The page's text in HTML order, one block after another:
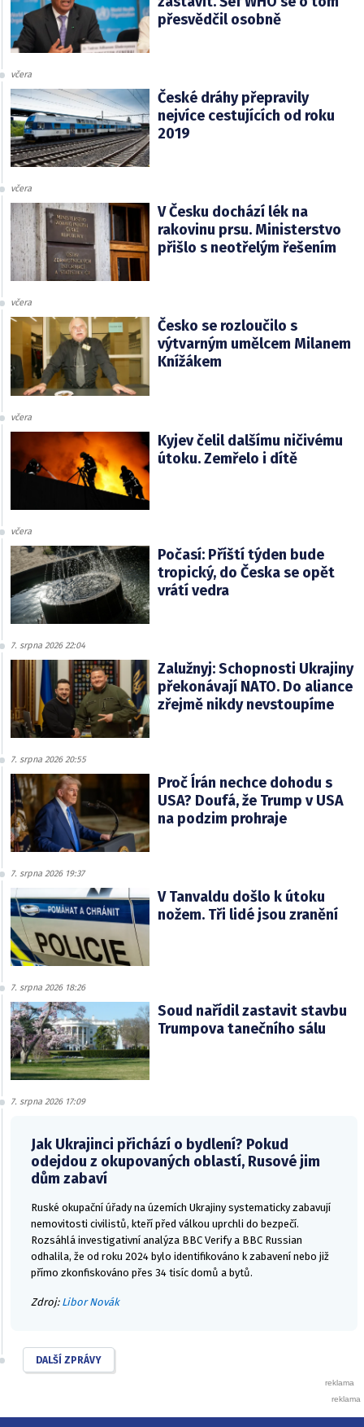
přesvědčil osobně
včera
České dráhy přepravily
nejvíce cestujících od roku
2019
včera
V Česku dochází lék na
rakovinu prsu. Ministerstvo
přišlo s neotřelým řešením
včera
Česko se rozloučilo s
výtvarným umělcem Milanem
Knížákem
včera
Kyjev čelil dalšímu ničivému
útoku. Zemřelo i dítě
včera
Počasí: Příští týden bude
tropický, do Česka se opět
vrátí vedra
7. srpna 2026 22:04
Zalužnyj: Schopnosti Ukrajiny
překonávají NATO. Do aliance
zřejmě nikdy nevstoupíme
7. srpna 2026 20:55
Proč Írán nechce dohodu s
USA? Doufá, že Trump v USA
na podzim prohraje
7. srpna 2026 19:37
V Tanvaldu došlo k útoku
nožem. Tři lidé jsou zranění
7. srpna 2026 18:26
Soud nařídil zastavit stavbu
Trumpova tanečního sálu
7. srpna 2026 17:09
Jak Ukrajinci přichází o bydlení? Pokud
odejdou z okupovaných oblastí, Rusové jim
dům zabaví
Ruské okupační úřady na územích Ukrajiny systematicky zabavují
nemovitosti civilistů, kteří před válkou uprchli do bezpečí.
Rozsáhlá investigativní analýza BBC Verify a BBC Russian
odhalila, že od roku 2024 bylo identifikováno k zabavení nebo již
přímo zkonfiskováno přes 34 tisíc domů a bytů.
Zdroj: Libor Novák
DALŠÍ ZPRÁVY